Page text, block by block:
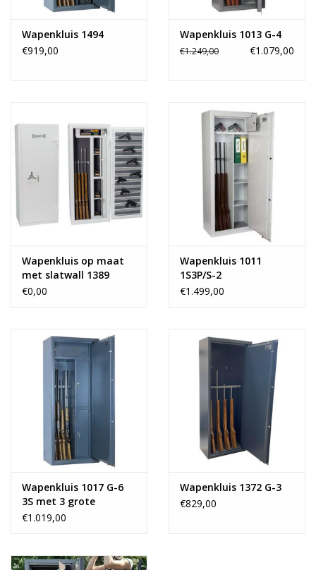
Binnenafmeting h×b×d:
124×29×30 cm
Hendel:
1- pins hendel grijs
Aantal geweren:
Wapensteun:
Gegolfde wapensteun met
Aantal legborden:
Aantal binnenkluizen:
Binnenafmeting binnenkluis:
24×59×25 cm
Slot binnenkluis:
Eurolock cilinderslot met 2
Verankeringsgat(en):
Achter- en bodemzijde
Verankeringsmateriaal:
2 keilbouten voor stenen/
Wapenkluis 1494
€919,00
Wapenkluis 1013 G-4
€1.249,00 €1.079,00
Wapenkluis op maat
met slatwall 1389
€0,00
Wapenkluis 1011
1S3P/S-2
€1.499,00
Wapenkluis 1017 G-6
3S met 3 grote
binnenkluizen
€1.019,00
Wapenkluis 1372 G-3
€829,00